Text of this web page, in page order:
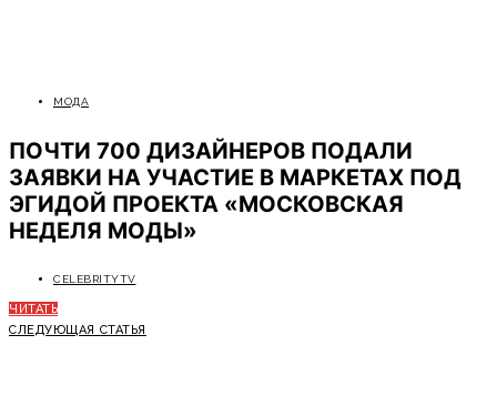
МОДА
ПОЧТИ 700 ДИЗАЙНЕРОВ ПОДАЛИ
ЗАЯВКИ НА УЧАСТИЕ В МАРКЕТАХ ПОД
ЭГИДОЙ ПРОЕКТА «МОСКОВСКАЯ
НЕДЕЛЯ МОДЫ»
CELEBRITYTV
ЧИТАТЬ
СЛЕДУЮЩАЯ СТАТЬЯ